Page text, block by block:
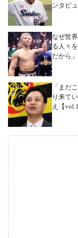
ンタビ
なぜ世
る人々
だから
「まだ
り来て
え【vol.1